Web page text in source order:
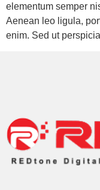
elementum semper
Aenean leo ligula,
enim. Sed ut